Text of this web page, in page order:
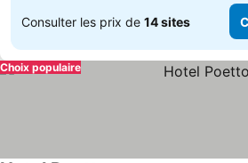
Consulter les prix de 14 sites
Choix populaire